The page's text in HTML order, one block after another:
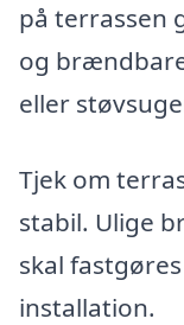
på terrassen
og
eller
Tjek om
stabil. Ulige
skal
installation.